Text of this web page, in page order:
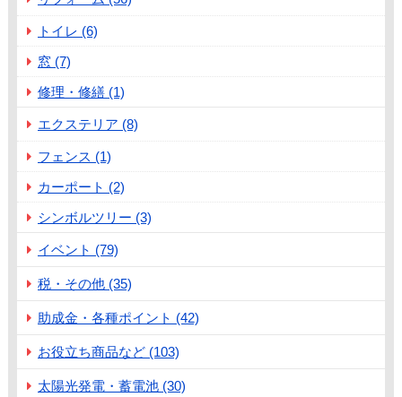
トイレ (6)
窓 (7)
修理・修繕 (1)
エクステリア (8)
フェンス (1)
カーポート (2)
シンボルツリー (3)
イベント (79)
税・その他 (35)
助成金・各種ポイント (42)
お役立ち商品など (103)
太陽光発電・蓄電池 (30)